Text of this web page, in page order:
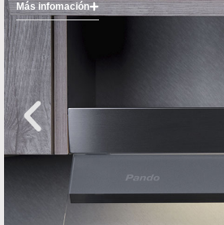
Más infomación